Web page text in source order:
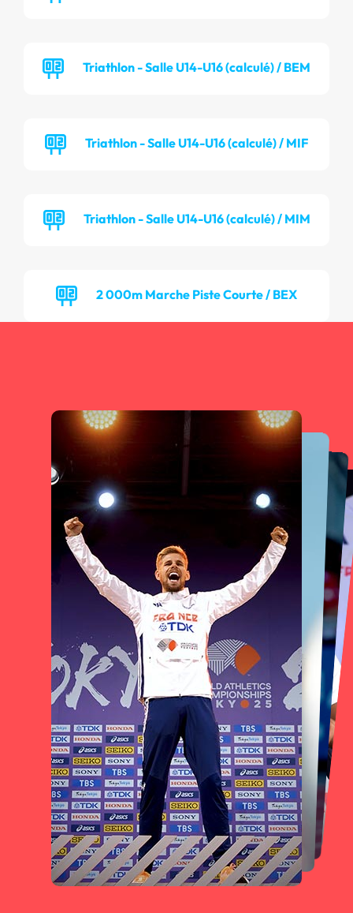
Triathlon - Salle U14-U16 (calculé) / BEM
Triathlon - Salle U14-U16 (calculé) / MIF
Triathlon - Salle U14-U16 (calculé) / MIM
2 000m Marche Piste Courte / BEX